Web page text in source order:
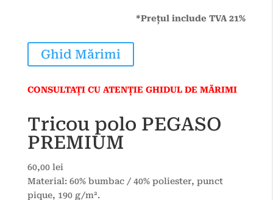
*Prețul include TVA 21%
Ghid Mărimi
CONSULTAȚI CU ATENȚIE GHIDUL DE MĂRIMI
Tricou polo PEGASO
PREMIUM
60,00 lei
Material: 60% bumbac / 40% poliester, punct
pique, 190 g/m².